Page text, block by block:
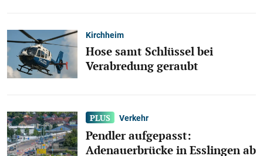
Kirchheim
Hose samt Schlüssel bei
Verabredung geraubt
Verkehr
Pendler aufgepasst:
Adenauerbrücke in Esslingen ab